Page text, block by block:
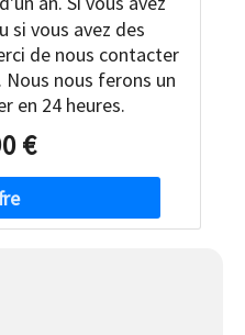
si vous avez des
de nous contacter
nous ferons un
en 24 heures.
€